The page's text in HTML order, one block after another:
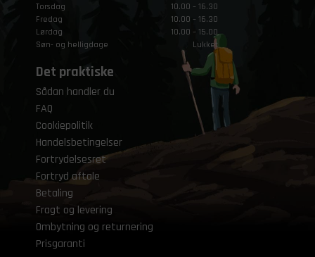
Torsdag
10.00 – 16.30
Fredag
10.00 – 16.30
Lørdag
10.00 – 15.00
Søn- og helligdage
Lukket
Det praktiske
Sådan handler du
FAQ
Cookiepolitik
Handelsbetingelser
Fortrydelsesret
Fortryd aftale
Betaling
Fragt og levering
Ombytning og returnering
Prisgaranti